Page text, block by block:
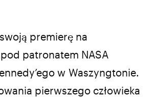
premierę na
patronatem NASA
w Waszyngtonie.
pierwszego człowieka